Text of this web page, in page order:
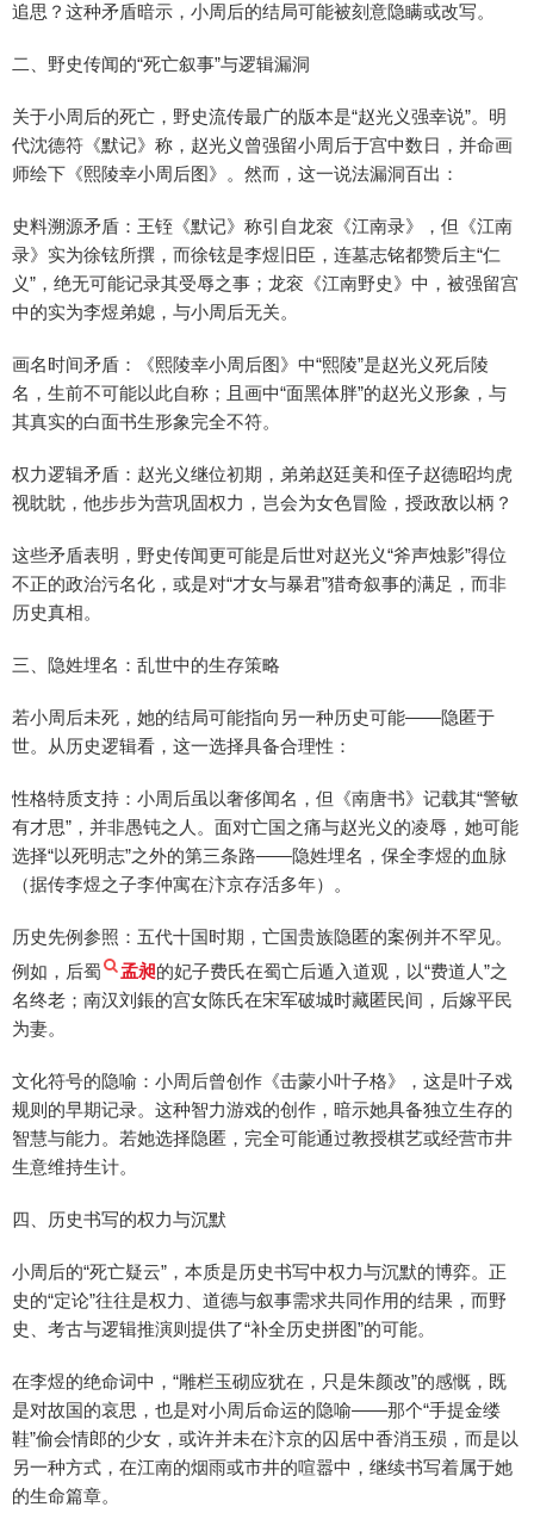
追思？这种矛盾暗示，小周后的结局可能被刻意隐瞒或改写。
二、野史传闻的“死亡叙事”与逻辑漏洞
关于小周后的死亡，野史流传最广的版本是“赵光义强幸说”。明
代沈德符《默记》称，赵光义曾强留小周后于宫中数日，并命画
师绘下《熙陵幸小周后图》。然而，这一说法漏洞百出：
史料溯源矛盾：王铚《默记》称引自龙衮《江南录》，但《江南
录》实为徐铉所撰，而徐铉是李煜旧臣，连墓志铭都赞后主“仁
义”，绝无可能记录其受辱之事；龙衮《江南野史》中，被强留宫
中的实为李煜弟媳，与小周后无关。
画名时间矛盾：《熙陵幸小周后图》中“熙陵”是赵光义死后陵
名，生前不可能以此自称；且画中“面黑体胖”的赵光义形象，与
其真实的白面书生形象完全不符。
权力逻辑矛盾：赵光义继位初期，弟弟赵廷美和侄子赵德昭均虎
视眈眈，他步步为营巩固权力，岂会为女色冒险，授政敌以柄？
这些矛盾表明，野史传闻更可能是后世对赵光义“斧声烛影”得位
不正的政治污名化，或是对“才女与暴君”猎奇叙事的满足，而非
历史真相。
三、隐姓埋名：乱世中的生存策略
若小周后未死，她的结局可能指向另一种历史可能——隐匿于
世。从历史逻辑看，这一选择具备合理性：
性格特质支持：小周后虽以奢侈闻名，但《南唐书》记载其“警敏
有才思”，并非愚钝之人。面对亡国之痛与赵光义的凌辱，她可能
选择“以死明志”之外的第三条路——隐姓埋名，保全李煜的血脉
（据传李煜之子李仲寓在汴京存活多年）。
历史先例参照：五代十国时期，亡国贵族隐匿的案例并不罕见。
例如，后蜀
孟昶的妃子费氏在蜀亡后遁入道观，以“费道人”之
名终老；南汉刘鋹的宫女陈氏在宋军破城时藏匿民间，后嫁平民
为妻。
文化符号的隐喻：小周后曾创作《击蒙小叶子格》，这是叶子戏
规则的早期记录。这种智力游戏的创作，暗示她具备独立生存的
智慧与能力。若她选择隐匿，完全可能通过教授棋艺或经营市井
生意维持生计。
四、历史书写的权力与沉默
小周后的“死亡疑云”，本质是历史书写中权力与沉默的博弈。正
史的“定论”往往是权力、道德与叙事需求共同作用的结果，而野
史、考古与逻辑推演则提供了“补全历史拼图”的可能。
在李煜的绝命词中，“雕栏玉砌应犹在，只是朱颜改”的感慨，既
是对故国的哀思，也是对小周后命运的隐喻——那个“手提金缕
鞋”偷会情郎的少女，或许并未在汴京的囚居中香消玉殒，而是以
另一种方式，在江南的烟雨或市井的喧嚣中，继续书写着属于她
的生命篇章。